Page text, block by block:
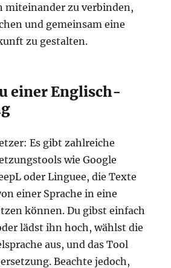
miteinander zu verbinden,
und gemeinsam eine
zu gestalten.
einer Englisch-
Es gibt zahlreiche
wie Google
oder Linguee, die Texte
einer Sprache in eine
können. Du gibst einfach
lädst ihn hoch, wählst die
aus, und das Tool
Beachte jedoch,